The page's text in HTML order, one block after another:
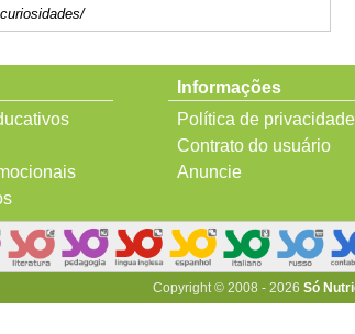
Informações
Política de privacidade
Contrato do usuário
Anuncie
Copyright © 2008 - 2026 Só